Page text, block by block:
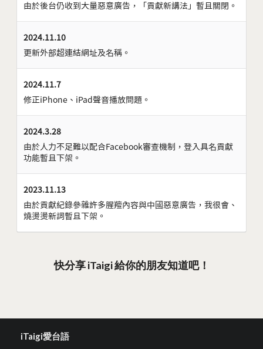
由於後台仍收到大量惡意廣告，「貢獻新講法」暫且關閉。
2024.11.10
更新外部超連結網址及名稱。
2024.11.7
修正iPhone、iPad聲音播放問題。
2024.3.28
由於人力不足難以配合Facebook審查機制，登入具名貢獻
功能暫且下架。
2023.11.13
由於貢獻紀錄參雜許多腥羶內容與中國惡意廣告，我很會、
燒燙燙新詞暫且下架。
快分享 iTaigi 給你的朋友知道吧！
iTaigi愛台語